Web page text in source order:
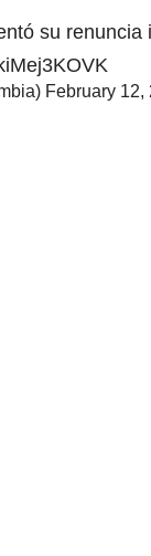
su
February 12,